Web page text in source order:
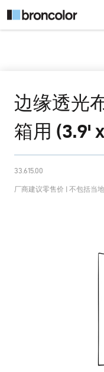
边缘透光
箱用 (3.9'
33.615.00
厂商建议零售价 | 不包括当